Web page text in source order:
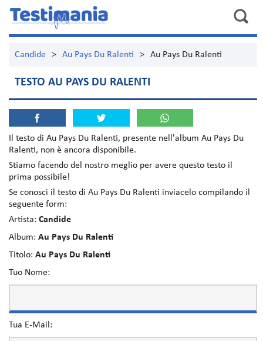
Candide > Au Pays Du Ralenti > Au Pays Du Ralenti
TESTO AU PAYS DU RALENTI
Il testo di Au Pays Du Ralenti, presente nell'album Au Pays Du
Ralenti, non è ancora disponibile.
Stiamo facendo del nostro meglio per avere questo testo il
prima possibile!
Se conosci il testo di Au Pays Du Ralenti inviacelo compilando il
seguente form:
Artista: Candide
Album: Au Pays Du Ralenti
Titolo: Au Pays Du Ralenti
Tuo Nome:
Tua E-Mail: